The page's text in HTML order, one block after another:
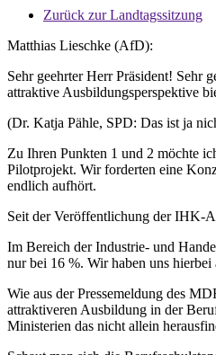
Zurück zur Landtagssitzung
Matthias Lieschke (AfD):
Sehr geehrter Herr Präsident! Sehr
attraktive Ausbildungsperspektive
(Dr. Katja Pähle, SPD: Das ist ja
Zu Ihren Punkten 1 und 2 möchte
Pilotprojekt. Wir forderten eine
endlich aufhört.
Seit der Veröffentlichung der IHK-
Im Bereich der Industrie- und
nur bei 16 %. Wir haben uns hierbei
Wie aus der Pressemeldung des
attraktiveren Ausbildung in der
Ministerien das nicht allein